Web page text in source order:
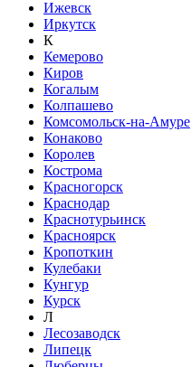
Ижевск
Иркутск
К
Кемерово
Киров
Когалым
Колпашево
Комсомольск-на-Амуре
Конаково
Королев
Кострома
Красногорск
Краснодар
Краснотурьинск
Красноярск
Кропоткин
Кулебаки
Кунгур
Курск
Л
Лесозаводск
Липецк